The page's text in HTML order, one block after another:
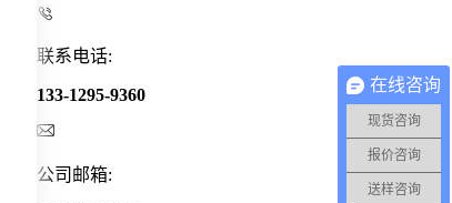

联系电话:
133-1295-9360

公司邮箱:
在线咨询
现货咨询
报价咨询
送样咨询